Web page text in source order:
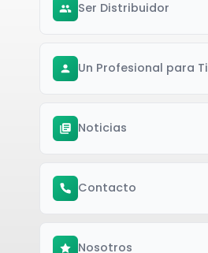
Ser Distribuidor
Un Profesional para Ti
Noticias
Contacto
Nosotros